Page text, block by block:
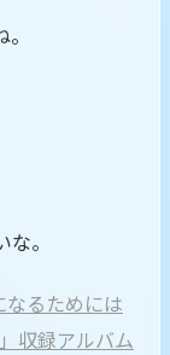
。
なるためには
収録アルバム